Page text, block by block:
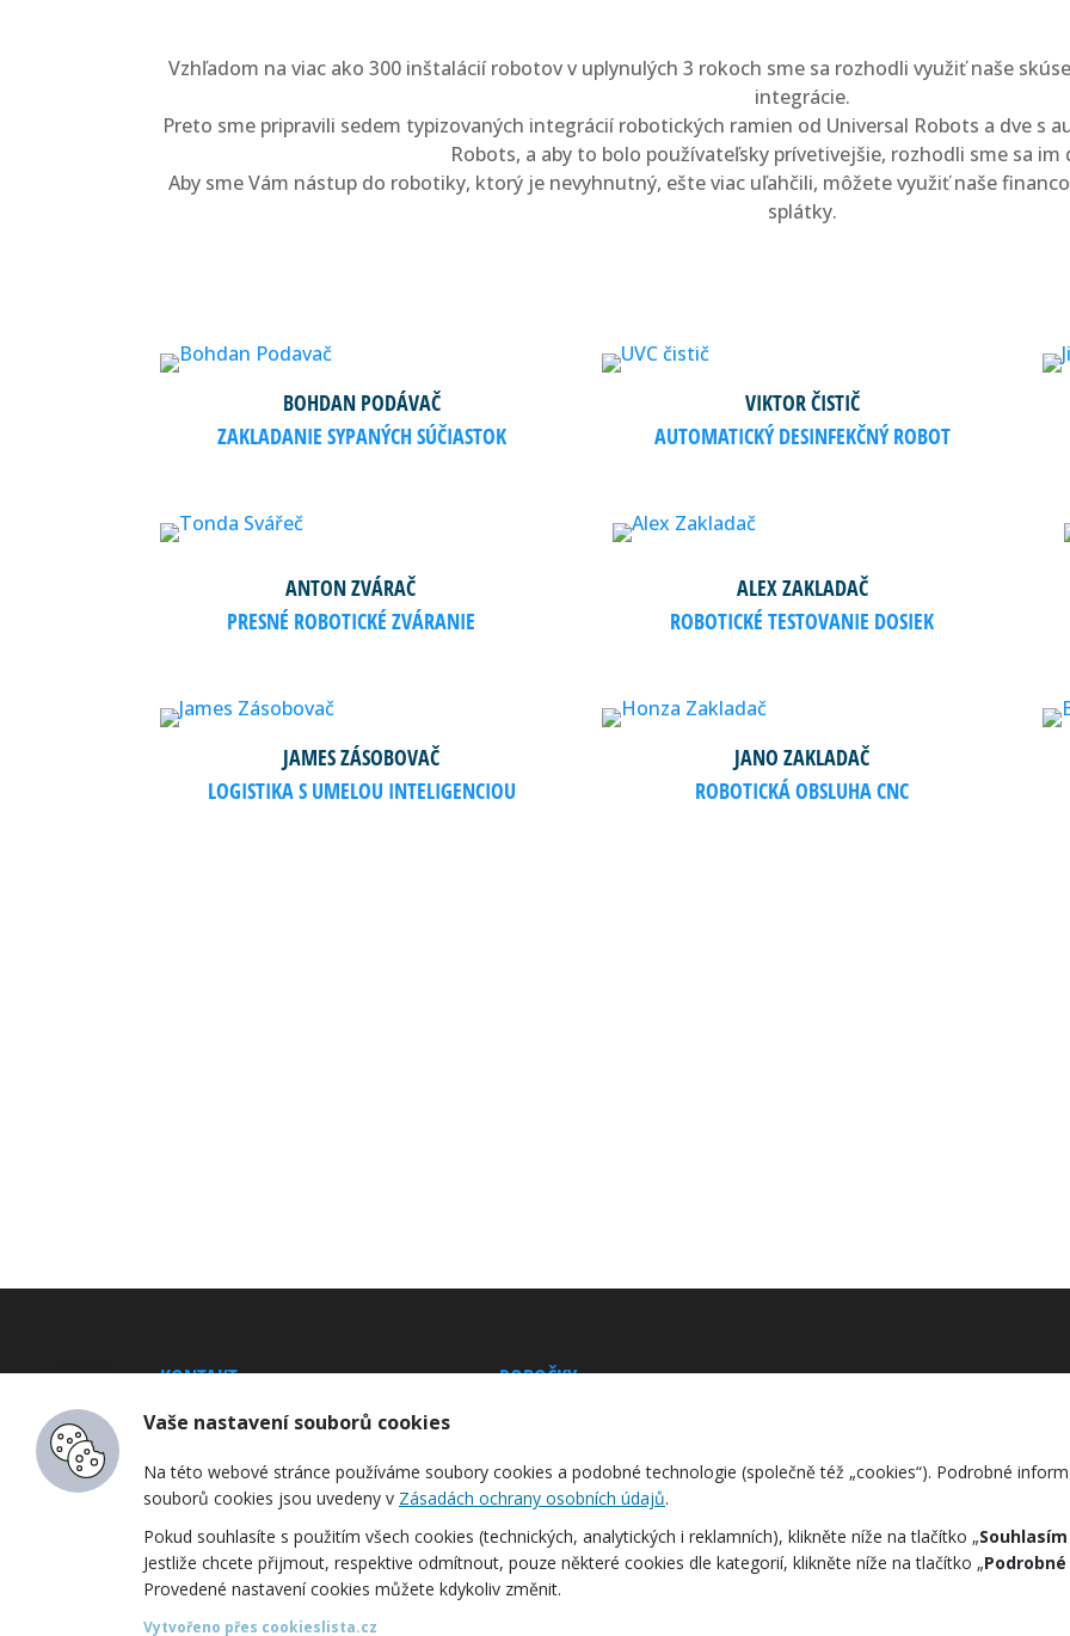
Vzhľadom na viac ako 300 inštalácií robotov v uplynulých 3 rokoch sme sa rozhodli využiť naše
integrácie.
Preto sme pripravili sedem typizovaných integrácií robotických ramien od Universal Robots a dve
Robots, a aby to bolo používateľsky prívetivejšie, rozhodli sme sa im
Aby sme Vám nástup do robotiky, ktorý je nevyhnutný, ešte viac uľahčili, môžete využiť naše
splátky.
BOHDAN PODÁVAČ
ZAKLADANIE SYPANÝCH SÚČIASTOK
VIKTOR ČISTIČ
AUTOMATICKÝ DESINFEKČNÝ ROBOT
ANTON ZVÁRAČ
PRESNÉ ROBOTICKÉ ZVÁRANIE
ALEX ZAKLADAČ
ROBOTICKÉ TESTOVANIE DOSIEK
JAMES ZÁSOBOVAČ
LOGISTIKA S UMELOU INTELIGENCIOU
JANO ZAKLADAČ
ROBOTICKÁ OBSLUHA CNC
KONTAKT
Amtech SK, spol. s r.o.
E-mail:robotika@amtech-
robotics.sk
POBOČKY
Kancelária Buchlovice CZ
Hradišťská 887, 687 08 Buchlovice
Vaše nastavení souborů cookies
Na této webové stránce používáme soubory cookies a podobné technologie (společně též „cookies“). Podrobné
souborů cookies jsou uvedeny v Zásadách ochrany osobních údajů.
Pokud souhlasíte s použitím všech cookies (technických, analytických i reklamních), klikněte níže na tlačítko „
Jestliže chcete přijmout, respektive odmítnout, pouze některé cookies dle kategorií, klikněte níže na tlačítko „
Provedené nastavení cookies můžete kdykoliv změnit.
Vytvořeno přes cookieslista.cz